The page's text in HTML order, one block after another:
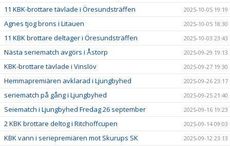
11 KBK-brottare tävlade i Öresundsträffen 2025-10-05 19:19
Agnes tjog brons i Litauen 2025-10-05 18:30
11 KBK brottare deltager i Öresundsträffen 2025-10-03 23:43
Nästa seriematch avgörs i Åstorp 2025-09-29 19:13
KBK-brottare tävlade i Vinslöv 2025-09-27 19:30
Hemmapremiären avklarad i Ljungbyhed 2025-09-26 23:17
seriematch på gång i Ljungbyhed 2025-09-25 21:40
Seiematch i Ljungbyhed Fredag 26 september 2025-09-16 19:23
2 KBK brottare deltog i Ritchoffcupen 2025-09-14 09:03
KBK vann i seriepremiären mot Skurups SK 2025-09-12 23:13